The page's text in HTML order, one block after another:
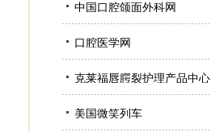
中国口腔颌面外科网
口腔医学网
克莱福唇腭裂护理产品中心
美国微笑列车